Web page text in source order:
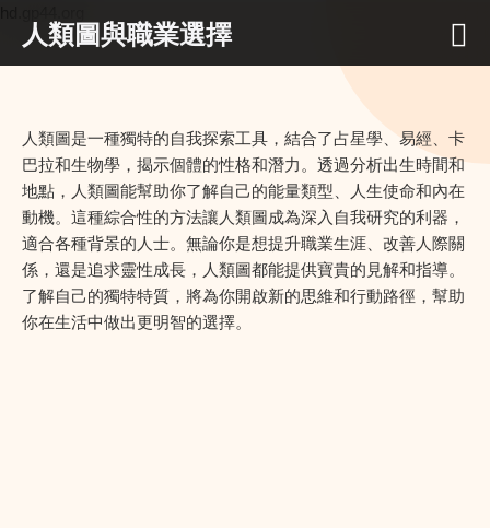
人類圖與職業選擇
人類圖是一種獨特的自我探索工具，結合了占星學、易經、卡
巴拉和生物學，揭示個體的性格和潛力。透過分析出生時間和
地點，人類圖能幫助你了解自己的能量類型、人生使命和內在
動機。這種綜合性的方法讓人類圖成為深入自我研究的利器，
適合各種背景的人士。無論你是想提升職業生涯、改善人際關
係，還是追求靈性成長，人類圖都能提供寶貴的見解和指導。
了解自己的獨特特質，將為你開啟新的思維和行動路徑，幫助
你在生活中做出更明智的選擇。